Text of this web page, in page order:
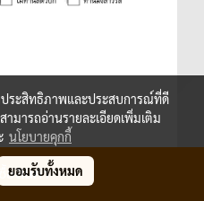
อสินค้า
ประสิทธิภาพและประสบการณ์ที่ดี
ามารถอ่านรายละเอียดเพิ่มเติม
นโยบายคุกกี้
ยอมรับทั้งหมด